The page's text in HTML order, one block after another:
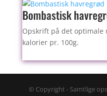
Bombastisk
Opskrift på det optimale
kalorier pr. 100g.
© Copyright - Samtlige